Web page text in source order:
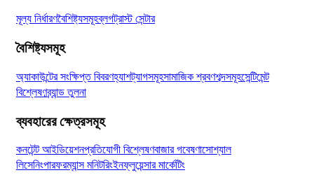
মূল্য নির্ধারণবৈশিষ্ট্যসমূহব্লগট্রাস্ট সেন্টার
বৈশিষ্ট্যসমূহ
অ্যাকাউন্টের সংক্ষিপ্ত বিবরণহ্যাশট্যাগসমূহসামাজিক শ্রবণশব্দসমূহসেন্টিমেন্ট
বিশ্লেষণব্র্যান্ড তুলনা
ব্যবহারের ক্ষেত্রসমূহ
কনটেন্ট আইডিয়েশনপ্রতিযোগী বিশ্লেষণবাজার গবেষণাসোশ্যাল
লিসেনিংপারফরম্যান্স মনিটরিংইনফ্লুয়েন্সার মার্কেটিং